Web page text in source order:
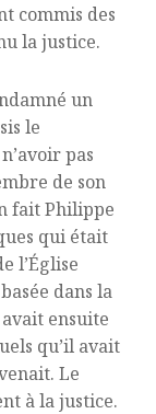
commis des
la justice.
un
le
pas
de son
fait Philippe
qui était
l’Église
dans la
ensuite
qu’il avait
Le
à la justice.